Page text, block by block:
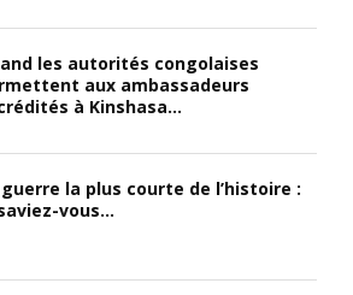
les autorités congolaises
aux ambassadeurs
à Kinshasa...
la plus courte de l’histoire :
vous...